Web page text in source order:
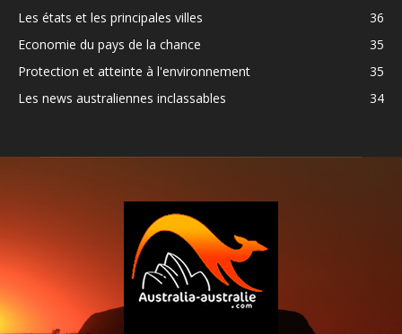
Les états et les principales villes
36
Economie du pays de la chance
35
Protection et atteinte à l'environnement
35
Les news australiennes inclassables
34